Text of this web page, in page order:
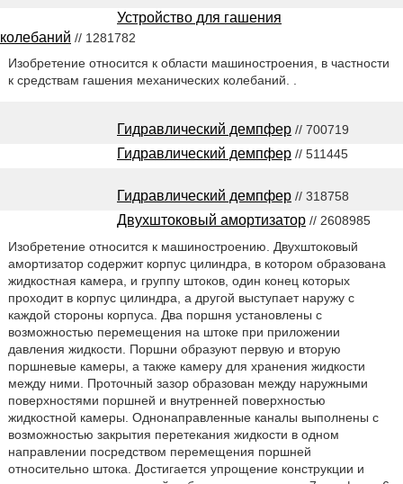
Устройство для гашения
колебаний // 1281782
Изобретение относится к области машиностроения, в частности
к средствам гашения механических колебаний. .
Гидравлический демпфер // 700719
Гидравлический демпфер // 511445
Гидравлический демпфер // 318758
Двухштоковый амортизатор // 2608985
Изобретение относится к машиностроению. Двухштоковый
амортизатор содержит корпус цилиндра, в котором образована
жидкостная камера, и группу штоков, один конец которых
проходит в корпус цилиндра, а другой выступает наружу с
каждой стороны корпуса. Два поршня установлены с
возможностью перемещения на штоке при приложении
давления жидкости. Поршни образуют первую и вторую
поршневые камеры, а также камеру для хранения жидкости
между ними. Проточный зазор образован между наружными
поверхностями поршней и внутренней поверхностью
жидкостной камеры. Однонаправленные каналы выполнены с
возможностью закрытия перетекания жидкости в одном
направлении посредством перемещения поршней
относительно штока. Достигается упрощение конструкции и